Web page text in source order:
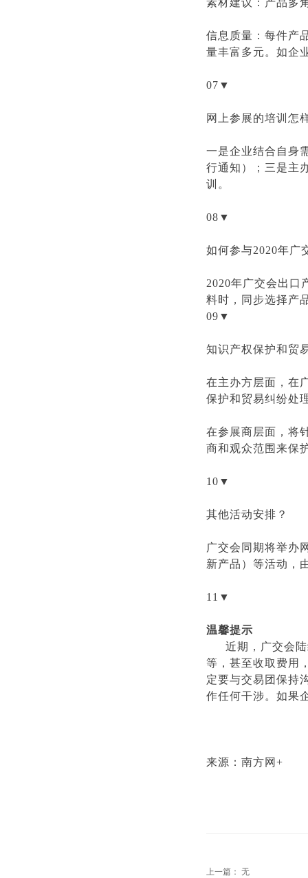
信息质量：每件产
量丰富多元。如企
07▼
网上参展的培训怎
一是企业结合自身
行通知）；三是主
训。
08▼
如何参与2020年广
2020年广交会出口
料时，同步选择产
09▼
知识产权保护和贸
在主办方层面，在
保护和贸易纠纷处
在参展商层面，将
商和观众范围来保
10▼
其他活动安排？
广交会同期将举办
新产品）等活动，
11▼
温馨提示
近期，广交会
等，甚至收取费用
定要与交易团保持
作任何干涉。如果
来源：南方网+
上一篇： 无